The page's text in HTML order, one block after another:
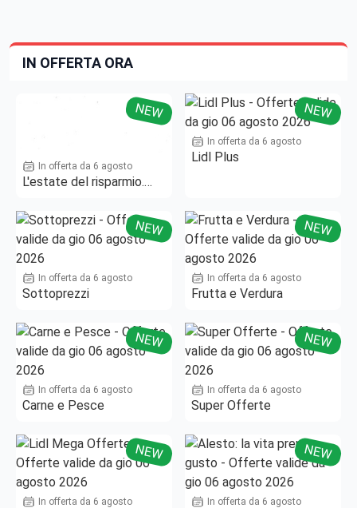
IN OFFERTA ORA
NEW
In offerta da 6 agosto
L'estate del risparmio.
NEW
In offerta da 6 agosto
Lidl Plus
NEW
In offerta da 6 agosto
Sottoprezzi
NEW
In offerta da 6 agosto
Frutta e Verdura
NEW
In offerta da 6 agosto
Carne e Pesce
NEW
In offerta da 6 agosto
Super Offerte
NEW
In offerta da 6 agosto
NEW
In offerta da 6 agosto